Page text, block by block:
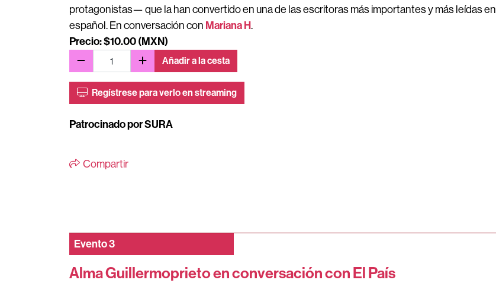
protagonistas— que la han convertido en una de las escritoras más importantes y más leídas en
español. En conversación con Mariana H.
Precio: $10.00 (MXN)
Añadir a la cesta
Regístrese para verlo en streaming
Patrocinado por SURA
Compartir
Evento3
Alma Guillermoprieto en conversación con El País